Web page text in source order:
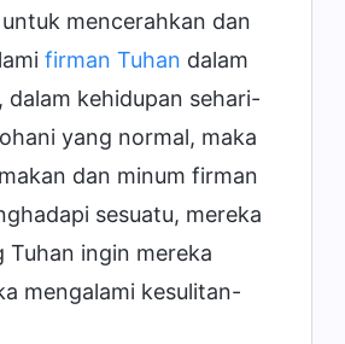
mencerahkan dan
firman Tuhan dalam
dalam kehidupan sehari-
yang normal, maka
dan minum firman
sesuatu, mereka
ingin mereka
mengalami kesulitan-